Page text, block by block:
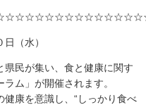
日（水）
民が集い、食と健康に関す
ム」が開催されます。
康を意識し、“しっかり食べ